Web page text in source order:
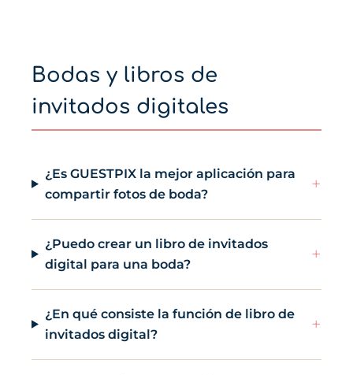
Bodas y libros de
invitados digitales
¿Es GUESTPIX la mejor aplicación para
compartir fotos de boda?
+
¿Puedo crear un libro de invitados
digital para una boda?
+
¿En qué consiste la función de libro de
invitados digital?
+